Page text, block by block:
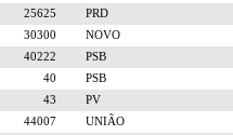
25625
PRD
30300
NOVO
40222
PSB
40
PSB
43
PV
44007
UNIÃO